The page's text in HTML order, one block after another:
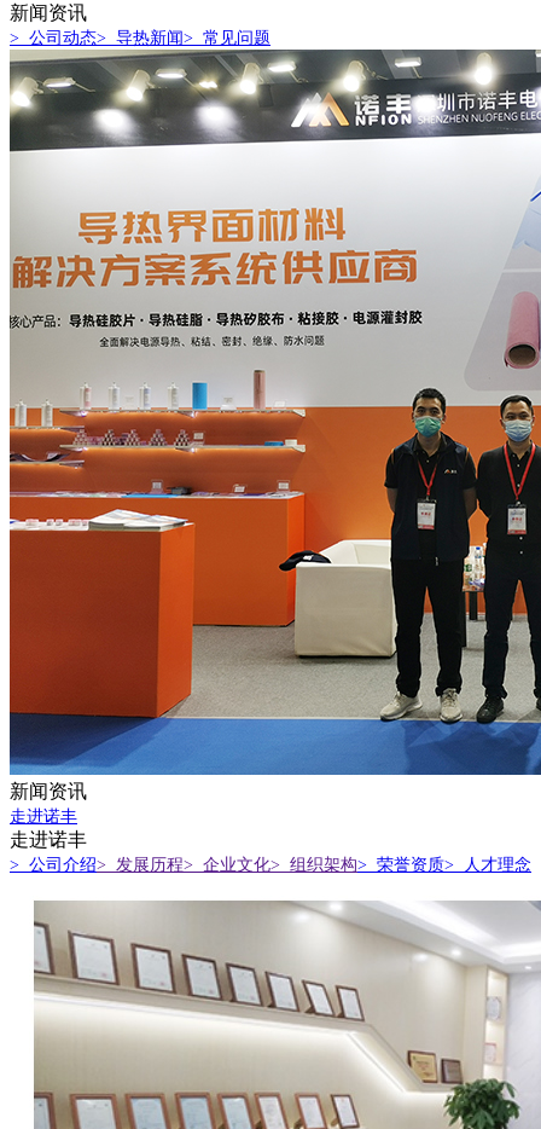
新闻资讯
> 公司动态> 导热新闻> 常见问题
新闻资讯
走进诺丰
走进诺丰
> 公司介绍> 发展历程> 企业文化> 组织架构> 荣誉资质> 人才理念